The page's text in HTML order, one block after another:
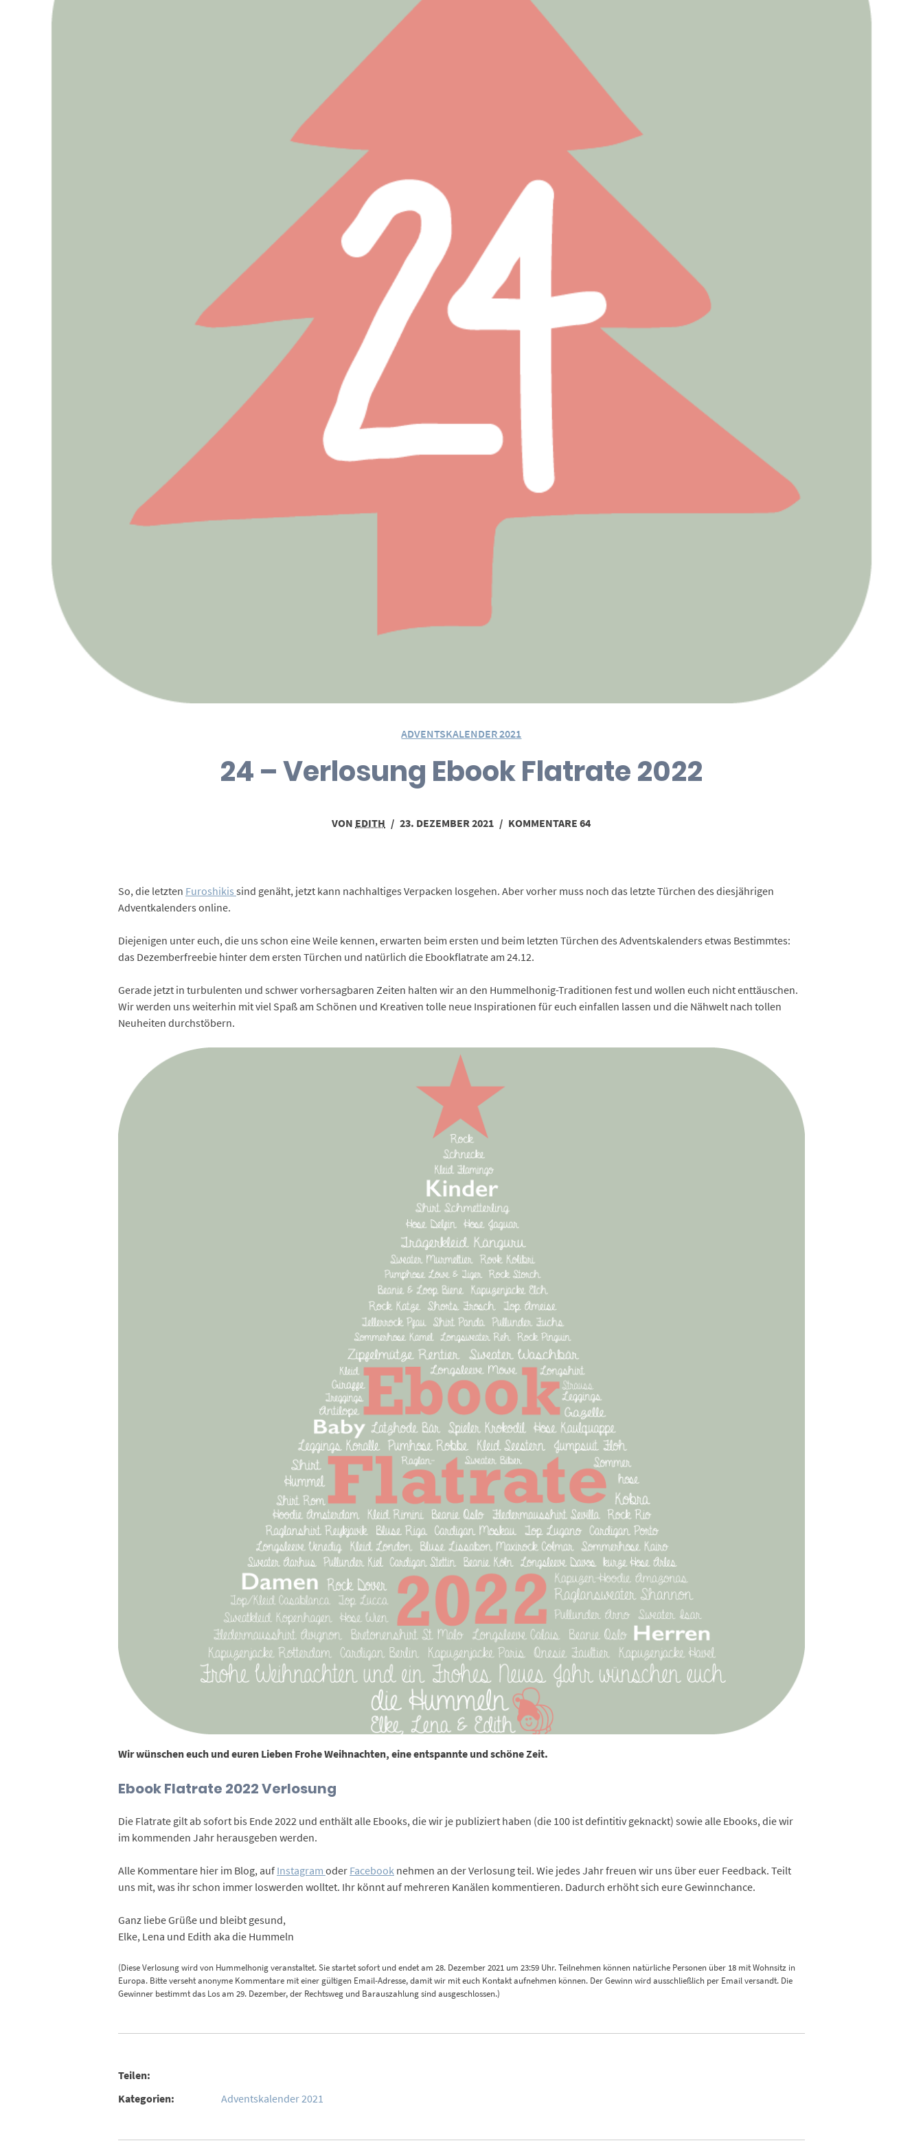
ADVENTSKALENDER 2021
24 – Verlosung Ebook Flatrate 2022
VON EDITH / 23. DEZEMBER 2021 / KOMMENTARE 64
So, die letzten Furoshikis sind genäht, jetzt kann nachhaltiges Verpacken losgehen. Aber vorher muss noch das letzte Türchen des diesjährigen
Adventkalenders online.
Diejenigen unter euch, die uns schon eine Weile kennen, erwarten beim ersten und beim letzten Türchen des Adventskalenders etwas Bestimmtes:
das Dezemberfreebie hinter dem ersten Türchen und natürlich die Ebookflatrate am 24.12.
Gerade jetzt in turbulenten und schwer vorhersagbaren Zeiten halten wir an den Hummelhonig-Traditionen fest und wollen euch nicht enttäuschen.
Wir werden uns weiterhin mit viel Spaß am Schönen und Kreativen tolle neue Inspirationen für euch einfallen lassen und die Nähwelt nach tollen
Neuheiten durchstöbern.
Wir wünschen euch und euren Lieben Frohe Weihnachten, eine entspannte und schöne Zeit.
Ebook Flatrate 2022 Verlosung
Die Flatrate gilt ab sofort bis Ende 2022 und enthält alle Ebooks, die wir je publiziert haben (die 100 ist defintitiv geknackt) sowie alle Ebooks, die wir
im kommenden Jahr herausgeben werden.
Alle Kommentare hier im Blog, auf Instagram oder Facebooknehmen an der Verlosung teil. Wie jedes Jahr freuen wir uns über euer Feedback. Teilt
uns mit, was ihr schon immer loswerden wolltet. Ihr könnt auf mehreren Kanälen kommentieren. Dadurch erhöht sich eure Gewinnchance.
Ganz liebe Grüße und bleibt gesund,
Elke, Lena und Edith aka die Hummeln
(Diese Verlosung wird von Hummelhonig veranstaltet. Sie startet sofort und endet am 28. Dezember 2021 um 23:59 Uhr. Teilnehmen können natürliche Personen über 18 mit Wohnsitz in
Europa. Bitte verseht anonyme Kommentare mit einer gültigen Email-Adresse, damit wir mit euch Kontakt aufnehmen können. Der Gewinn wird ausschließlich per Email versandt. Die
Gewinner bestimmt das Los am 29. Dezember, der Rechtsweg und Barauszahlung sind ausgeschlossen.)
Teilen:
Kategorien:
Adventskalender 2021